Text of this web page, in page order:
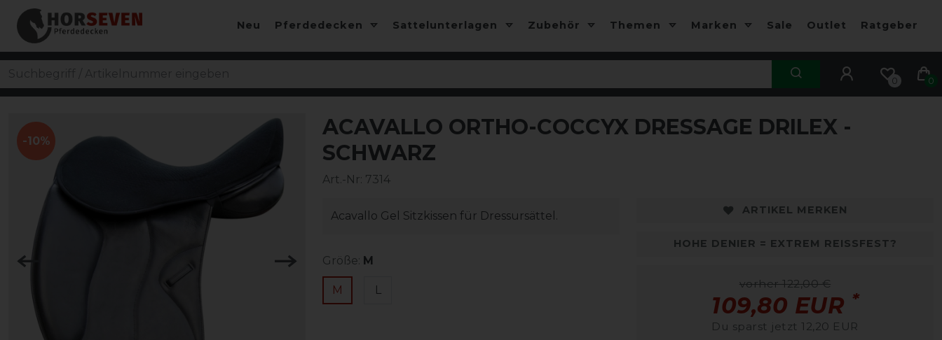
Neu Pferdedecken Sattelunterlagen Zubehör Themen Marken Sale Outlet Ratgeber
0 0
-10%
ACAVALLO ORTHO-COCCYX DRESSAGE DRILEX -
SCHWARZ
Art.-Nr: 7314
Acavallo Gel Sitzkissen für Dressursättel.
Größe: M
M L
ARTIKEL MERKEN
HOHE DENIER = EXTREM REISSFEST?
vorher 122,00 €
109,80 EUR *
Du sparst jetzt 12,20 EUR